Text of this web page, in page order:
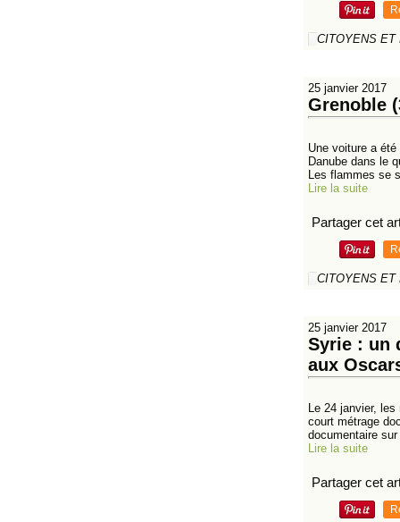
CITOYENS ET
25 janvier 2017
Grenoble
Une voiture a
Danube dans le
Les flammes se
Lire la suite
Partager cet
CITOYENS ET
25 janvier 2017
Syrie : un
aux
Le 24 janvier,
court métrage
documentaire
Lire la suite
Partager cet